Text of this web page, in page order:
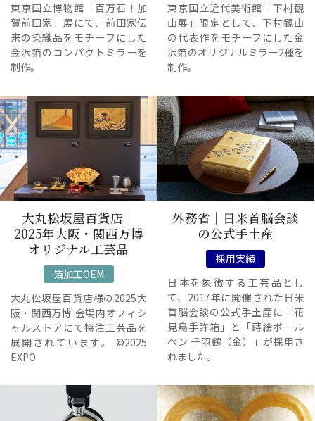
東京国立博物館「百万石！加
賀前田家」展にて、前田家伝
来の染織品をモチーフにした
金沢箔のコンパクトミラーを
制作。
東京国立近代美術館「下村観
山展」限定として、下村観山
の代表作をモチーフにした金
沢箔のオリジナルミラー2種を
制作。
大丸松坂屋百貨店｜
2025年大阪・関西万博
オリジナル工芸品
箔加工OEM
大丸松坂屋百貨店様の2025大
阪・関西万博 会場内オフィシ
ャルストアにて特注工芸品を
展開されています。 ©2025
EXPO
外務省｜日米首脳会談
の公式手土産
採用実績
日本を象徴する工芸品とし
て、2017年に開催された日米
首脳会談の公式手土産に「花
見鳥手許箱」と「蒔絵ボール
ペン 千羽鶴（金）」が採用さ
れました。